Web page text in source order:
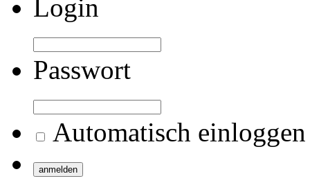
Login
Passwort
Automatisch einloggen